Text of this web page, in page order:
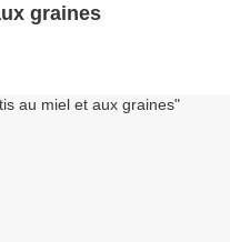
graines